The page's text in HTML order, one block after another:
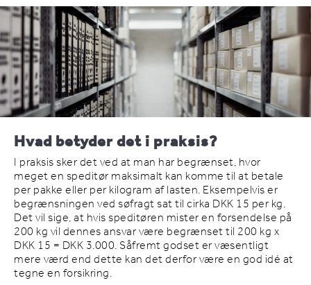
Hvad betyder det i praksis?
I praksis sker det ved at man har begrænset, hvor
meget en speditør maksimalt kan komme til at betale
per pakke eller per kilogram af lasten. Eksempelvis er
begrænsningen ved søfragt sat til cirka DKK 15 per kg.
Det vil sige, at hvis speditøren mister en forsendelse på
200 kg vil dennes ansvar være begrænset til 200 kg x
DKK 15 = DKK 3.000. Såfremt godset er væsentligt
mere værd end dette kan det derfor være en god idé at
tegne en forsikring.